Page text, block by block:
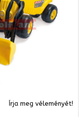
Írja meg véleményét!